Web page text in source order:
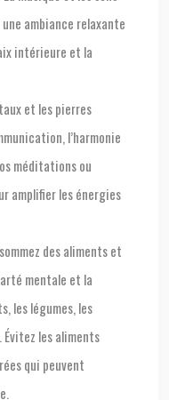
ambiance relaxante
intérieure et la
et les pierres
l’harmonie
méditations ou
amplifier les énergies
des aliments et
mentale et la
les légumes, les
les aliments
qui peuvent